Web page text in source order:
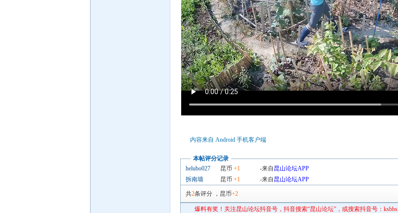
内容来自 Android 手机客户端
本帖评分记录
helubo027
昆币 +1 -来自 昆山论坛APP
拆南墙
昆币 +1 -来自 昆山论坛APP
共2条评分 ， 昆币+2
爆料有奖！关注昆山论坛抖音号，抖音搜索“昆山论坛”，或搜索抖音号：ksbbs